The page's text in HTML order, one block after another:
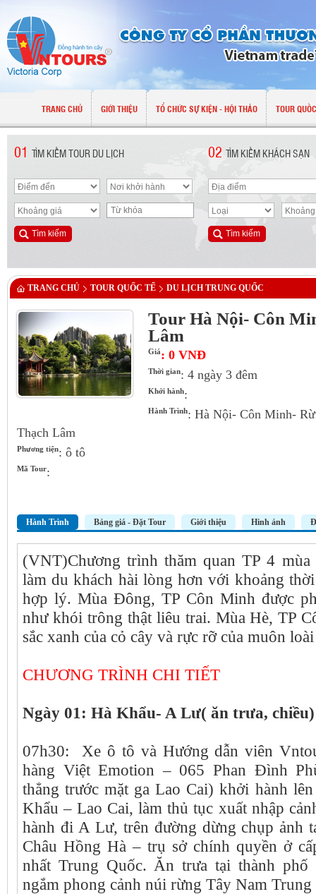
TRANG CHỦ GIỚI THIỆU TỔ CHỨC SỰ KIỆN - HỘI THẢO TOUR
01 TÌM KIẾM TOUR DU LỊCH 02 TÌM KIẾM KHÁCH SẠN
TRANG CHỦ TOUR QUỐC TẾ DU LỊCH TRUNG QUỐC
Tour Hà Nội- Côn
Lâm
Giá: 0 VNĐ
Thời gian: 4 ngày 3 đêm
Khởi hành:
Hành Trình: Hà Nội- Côn Minh-
Thạch Lâm
Phương tiện: ô tô
Mã Tour:
Hành Trình Bảng giá - Đặt Tour Giới thiệu Hinh ảnh
(VNT)Chương trình thăm quan TP 4
làm du khách hài lòng hơn với khoảng
hợp lý. Mùa Đông, TP Côn Minh được
như khói trông thật liêu trai. Mùa Hè, TP
sắc xanh của cỏ cây và rực rỡ của muôn
CHƯƠNG TRÌNH CHI TIẾT
Ngày 01: Hà Khẩu- A Lư( ăn trưa, chiều)
07h30: Xe ô tô và Hướng dẫn viên
hàng Việt Emotion – 065 Phan Đình
thẳng trước mặt ga Lao Cai) khởi hành
Khẩu – Lao Cai, làm thủ tục xuất nhập
hành đi A Lư, trên đường dừng chụp ảnh
Châu Hồng Hà – trụ sở chính quyền ở
nhất Trung Quốc. Ăn trưa tại thành
ngắm phong cảnh núi rừng Tây Nam Trung